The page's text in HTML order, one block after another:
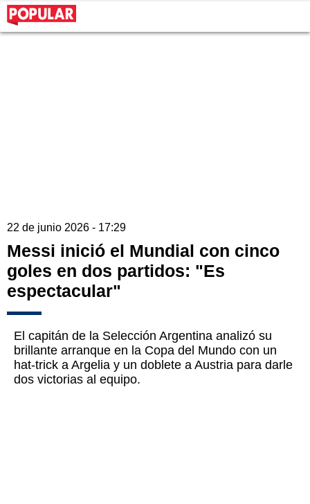
22 de junio 2026 - 17:29
Messi inició el Mundial con cinco
goles en dos partidos: "Es
espectacular"
El capitán de la Selección Argentina analizó su
brillante arranque en la Copa del Mundo con un
hat-trick a Argelia y un doblete a Austria para darle
dos victorias al equipo.